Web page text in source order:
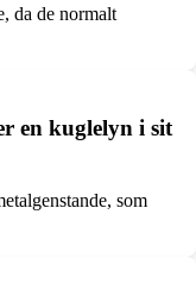
da de normalt
en kuglelyn i sit
som